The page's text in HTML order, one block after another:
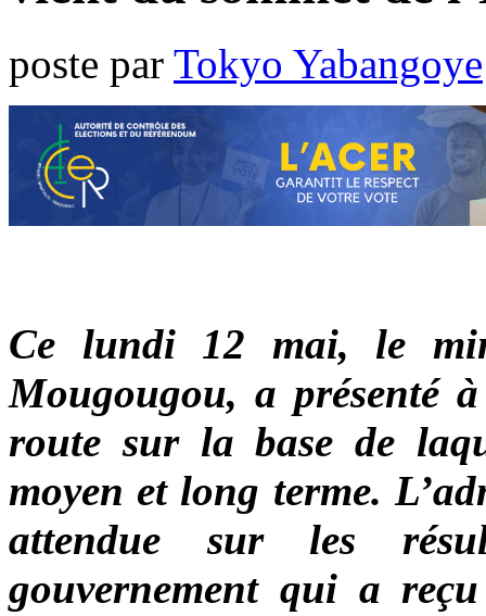
poste par Tokyo Yabangoye
Ce lundi 12 mai, le
Mougougou, a présenté
route sur la base de
moyen et long terme.
attendue sur les
gouvernement qui a